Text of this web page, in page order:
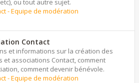
ou tout autre sujet.
- Equipe de modération
Contact
et informations sur la création des
et associations Contact, comment
comment devenir bénévole.
- Equipe de modération